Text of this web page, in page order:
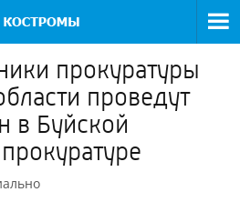
прокуратуры
проведут
в Буйской